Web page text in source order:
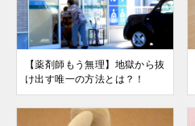
【薬剤師もう無理】地獄から抜
け出す唯一の方法とは？！